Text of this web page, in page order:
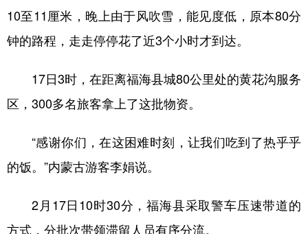
10至11厘米，晚上由于风吹雪，能见度低，原本80分
钟的路程，走走停停花了近3个小时才到达。
17日3时，在距离福海县城80公里处的黄花沟服务
区，300多名旅客拿上了这批物资。
“感谢你们，在这困难时刻，让我们吃到了热乎乎
的饭。”内蒙古游客李娟说。
2月17日10时30分，福海县采取警车压速带道的
方式，分批次带领滞留人员有序分流。